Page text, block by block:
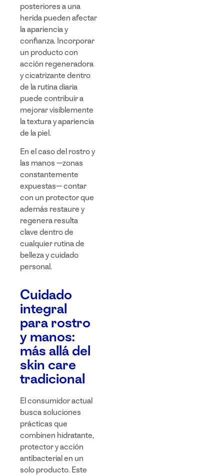
posteriores a una
herida pueden afectar
la apariencia y
confianza. Incorporar
un producto con
acción regeneradora
y cicatrizante dentro
de la rutina diaria
puede contribuir a
mejorar visiblemente
la textura y apariencia
de la piel.
En el caso del rostro y
las manos —zonas
constantemente
expuestas— contar
con un protector que
además restaure y
regenera resulta
clave dentro de
cualquier rutina de
belleza y cuidado
personal.
Cuidado
integral
para rostro
y manos:
más allá del
skin care
tradicional
El consumidor actual
busca soluciones
prácticas que
combinen hidratante,
protector y acción
antibacterial en un
solo producto. Este